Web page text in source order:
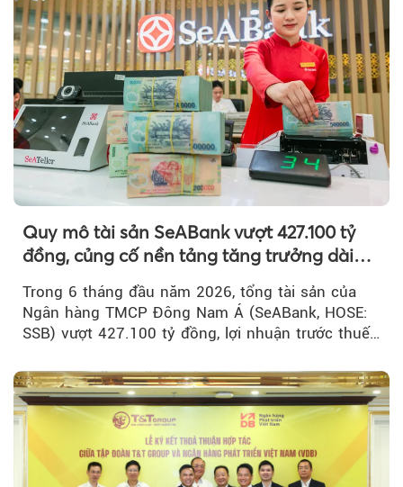
Quy mô tài sản SeABank vượt 427.100 tỷ
đồng, củng cố nền tảng tăng trưởng dài
Trong 6 tháng đầu năm 2026, tổng tài sản của
Ngân hàng TMCP Đông Nam Á (SeABank, HOSE:
SSB) vượt 427.100 tỷ đồng, lợi nhuận trước thuế